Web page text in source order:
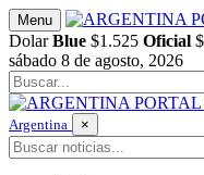
Saltar
al
contenido
Menu
Dolar Blue $1.525 Oficial
sábado 8 de agosto, 2026
Buscar
Argentina
×
Buscar